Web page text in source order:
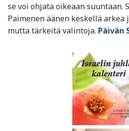
se voi ohjata oikeaan suuntaan.
Paimenen äänen keskellä arkea
mutta tärkeitä valintoja. Päivän